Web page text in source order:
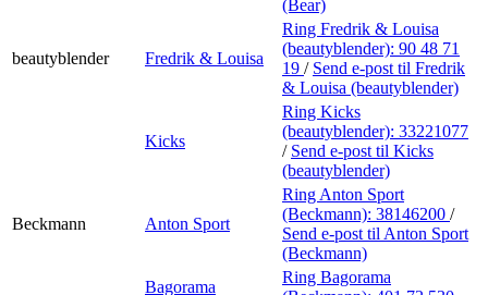
(Bear)
beautyblender Fredrik & Louisa
Ring Fredrik & Louisa
(beautyblender): 90 48 71
19 / Send e-post til Fredrik
& Louisa (beautyblender)
Kicks
Ring Kicks
(beautyblender): 33221077
/ Send e-post til Kicks
(beautyblender)
Beckmann Anton Sport
Ring Anton Sport
(Beckmann): 38146200 /
Send e-post til Anton Sport
(Beckmann)
Bagorama
Ring Bagorama